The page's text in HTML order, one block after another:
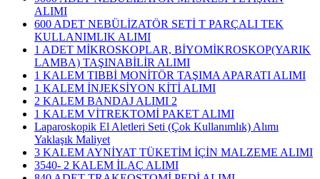
ALIMI
600 ADET NEBÜLİZATÖR SETİ T PARÇALI TEK
KULLANIMLIK ALIMI
1 ADET MİKROSKOPLAR, BİYOMİKROSKOP(YARIK
LAMBA) TAŞINABİLİR ALIMI
1 KALEM TIBBİ MONİTÖR TAŞIMA APARATI ALIMI
1 KALEM İNJEKSİYON KİTİ ALIMI
2 KALEM BANDAJ ALIMI 2
1 KALEM VİTREKTOMİ PAKET ALIMI
Laparoskopik El Aletleri Seti (Çok Kullanımlık) Alımı
Yaklaşık Maliyet
3 KALEM AYNİYAT TÜKETİM İÇİN MALZEME ALIMI
3540- 2 KALEM İLAÇ ALIMI